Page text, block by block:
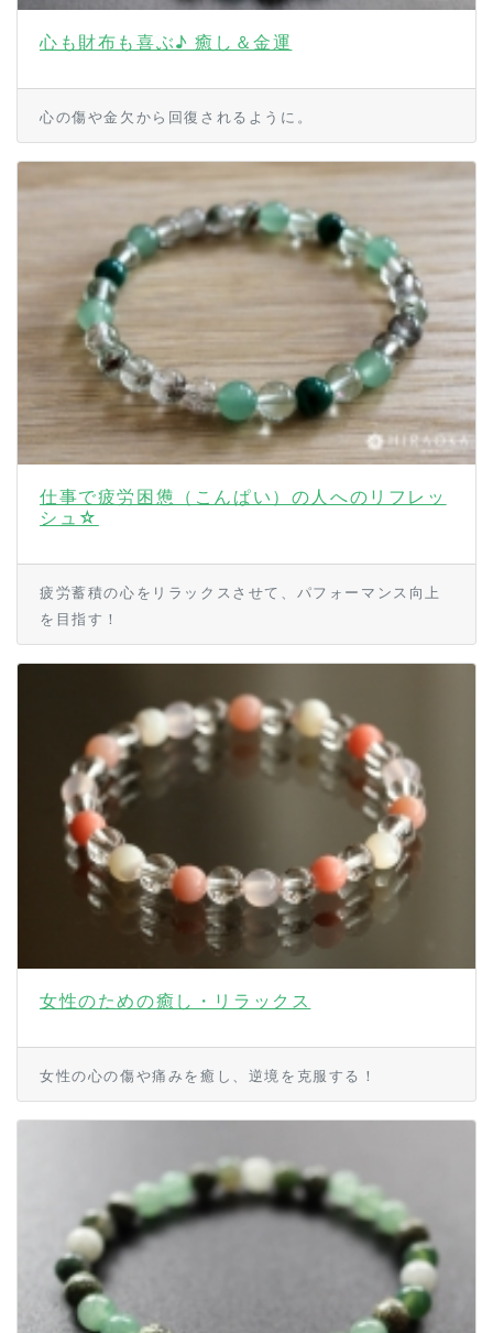
心も財布も喜ぶ♪ 癒し＆金運
心の傷や金欠から回復されるように。
仕事で疲労困憊（こんぱい）の人へのリフレッ
シュ☆
疲労蓄積の心をリラックスさせて、パフォーマンス向上
を目指す！
女性のための癒し・リラックス
女性の心の傷や痛みを癒し、逆境を克服する！